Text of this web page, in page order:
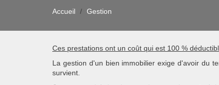
Accueil Gestion
Ces prestations ont un coût qui est 100 %
La gestion d'un bien immobilier exige d'avoir du
survient.